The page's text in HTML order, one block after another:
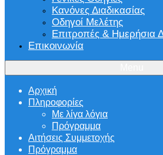
Κανόνες Διαδικασίας
Οδηγοί Μελέτης
Επιτροπές & Ημερήσια
Επικοινωνία
Αρχική
Πληροφορίες
Με λίγα λόγια
Πρόγραμμα
Αιτήσεις Συμμετοχής
Πρόγραμμα